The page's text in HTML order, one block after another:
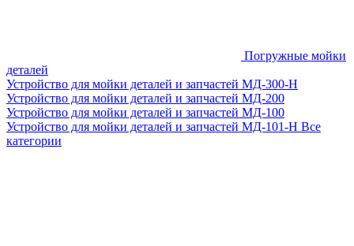
Погружные мойки
деталей
Устройство для мойки деталей и запчастей МД-300-H
Устройство для мойки деталей и запчастей МД-200
Устройство для мойки деталей и запчастей МД-100
Устройство для мойки деталей и запчастей МД-101-Н Все
категории